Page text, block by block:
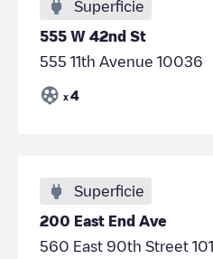
Superficie
555 W 42nd St
555 11th Avenue 10036
x 4
Superficie
200 East End Ave
560 East 90th Street